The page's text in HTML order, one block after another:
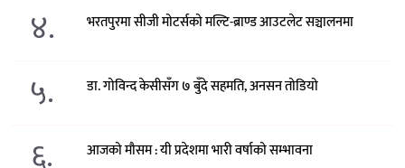
४. भरतपुरमा सीजी मोटर्सको मल्टि-ब्राण्ड आउटलेट सञ्चालनमा
५. डा. गोविन्द केसीसँग ७ बुँदे सहमति, अनसन तोडियो
६. आजको मौसम : यी प्रदेशमा भारी वर्षाको सम्भावना